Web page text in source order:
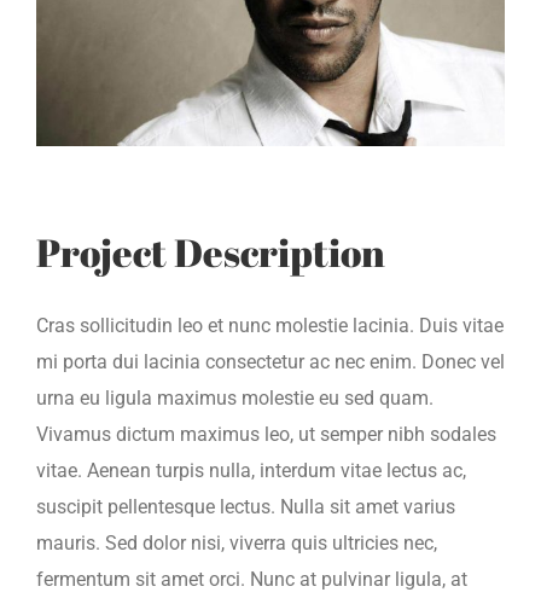
Project Description
Cras sollicitudin leo et nunc molestie lacinia. Duis vitae
mi porta dui lacinia consectetur ac nec enim. Donec vel
urna eu ligula maximus molestie eu sed quam.
Vivamus dictum maximus leo, ut semper nibh sodales
vitae. Aenean turpis nulla, interdum vitae lectus ac,
suscipit pellentesque lectus. Nulla sit amet varius
mauris. Sed dolor nisi, viverra quis ultricies nec,
fermentum sit amet orci. Nunc at pulvinar ligula, at